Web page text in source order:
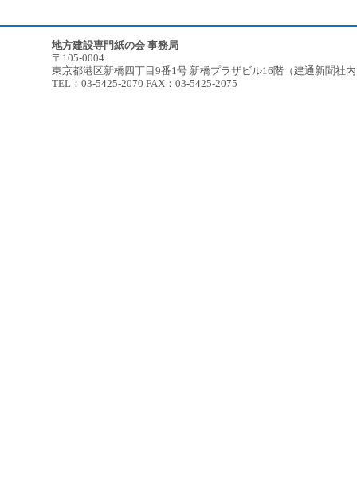
地方建設専門紙の会 事務局
〒105-0004
東京都港区新橋四丁目9番1号 新橋プラザビル16階（建通新聞社
TEL：03-5425-2070 FAX：03-5425-2075